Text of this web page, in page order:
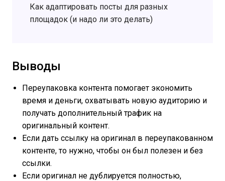
Как адаптировать посты для разных
площадок (и надо ли это делать)
Выводы
Переупаковка контента помогает экономить
время и деньги, охватывать новую аудиторию и
получать дополнительный трафик на
оригинальный контент.
Если дать ссылку на оригинал в переупакованном
контенте, то нужно, чтобы он был полезен и без
ссылки.
Если оригинал не дублируется полностью,